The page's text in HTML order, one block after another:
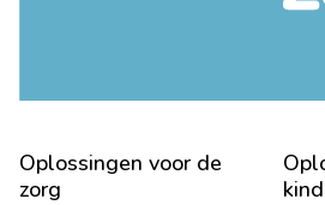
Oplossingen voor de
zorg